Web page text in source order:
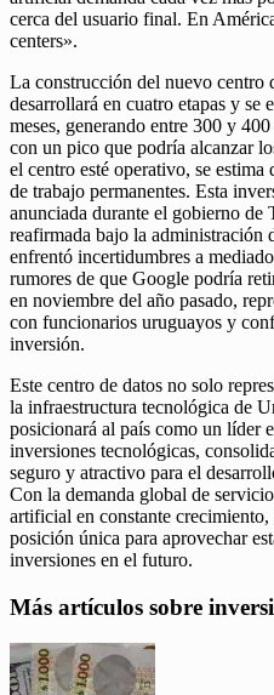
cerca del usuario final. En
centers».
La construcción del nuevo centro
desarrollará en cuatro etapas y se
meses, generando entre 300 y
con un pico que podría alcanzar
el centro esté operativo, se estima
de trabajo permanentes. Esta
anunciada durante el gobierno de
reafirmada bajo la administración
enfrentó incertidumbres a
rumores de que Google podría
en noviembre del año pasado,
con funcionarios uruguayos y
inversión.
Este centro de datos no solo
la infraestructura tecnológica de
posicionará al país como un líder
inversiones tecnológicas,
seguro y atractivo para el
Con la demanda global de
artificial en constante
posición única para aprovechar
inversiones en el futuro.
Más artículos sobre